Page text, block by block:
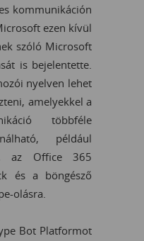
kommunikáción
ezen kívül
szóló Microsoft
is bejelentette.
nyelven lehet
amelyekkel a
többféle
például
az Office 365
és a böngésző
olásra.
Bot Platformot